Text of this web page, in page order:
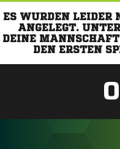
ES WURDEN LEIDER
ANGELEGT.
DEINE
DEN ERSTEN
0